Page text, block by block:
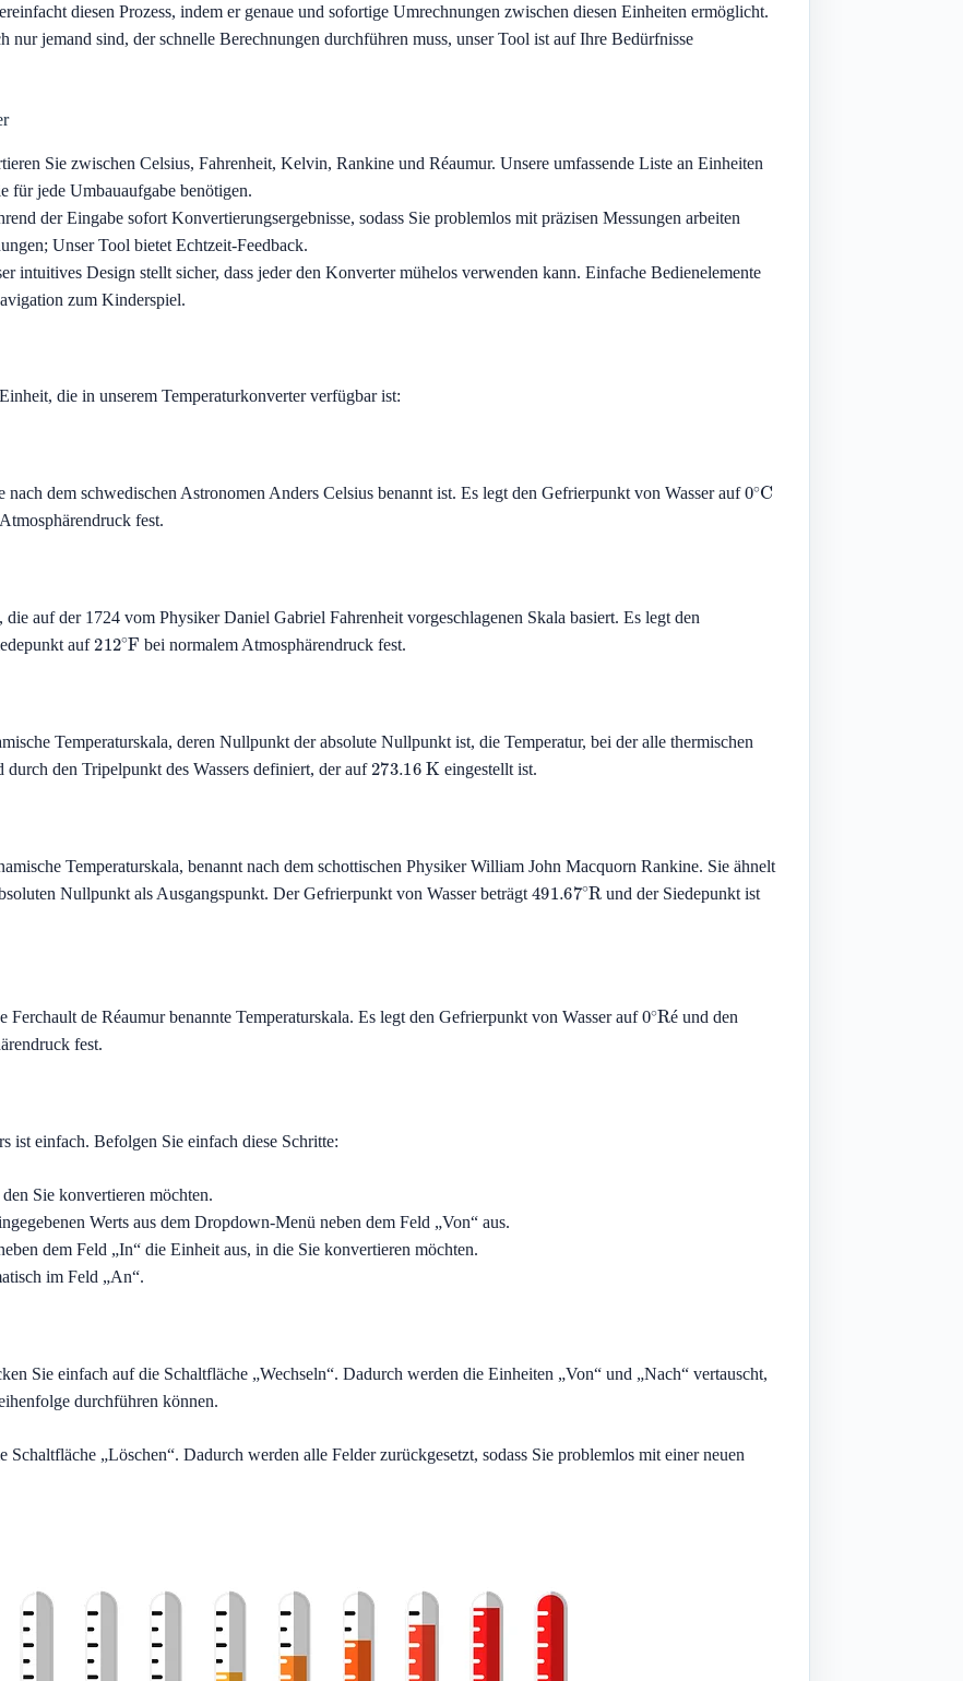
diesen Prozess, indem er genaue und sofortige Umrechnungen zwischen diesen Einheiten ermöglicht.
nur jemand sind, der schnelle Berechnungen durchführen muss, unser Tool ist auf Ihre Bedürfnisse
Sie zwischen Celsius, Fahrenheit, Kelvin, Rankine und Réaumur. Unsere umfassende Liste an Einheiten
für jede Umbauaufgabe benötigen.
der Eingabe sofort Konvertierungsergebnisse, sodass Sie problemlos mit präzisen Messungen arbeiten
Unser Tool bietet Echtzeit-Feedback.
intuitives Design stellt sicher, dass jeder den Konverter mühelos verwenden kann. Einfache Bedienelemente
zum Kinderspiel.
die in unserem Temperaturkonverter verfügbar ist:
dem schwedischen Astronomen Anders Celsius benannt ist. Es legt den Gefrierpunkt von Wasser auf 0∘C
fest.
auf der 1724 vom Physiker Daniel Gabriel Fahrenheit vorgeschlagenen Skala basiert. Es legt den
auf 212∘Fbei normalem Atmosphärendruck fest.
Temperaturskala, deren Nullpunkt der absolute Nullpunkt ist, die Temperatur, bei der alle thermischen
den Tripelpunkt des Wassers definiert, der auf 273.16 K eingestellt ist.
Temperaturskala, benannt nach dem schottischen Physiker William John Macquorn Rankine. Sie ähnelt
Nullpunkt als Ausgangspunkt. Der Gefrierpunkt von Wasser beträgt 491.67∘R und der Siedepunkt ist
de Réaumur benannte Temperaturskala. Es legt den Gefrierpunkt von Wasser auf é
0∘Ré und den
fest.
ist einfach. Befolgen Sie einfach diese Schritte:
Sie konvertieren möchten.
Werts aus dem Dropdown-Menü neben dem Feld „Von“ aus.
dem Feld „In“ die Einheit aus, in die Sie konvertieren möchten.
im Feld „An“.
Sie einfach auf die Schaltfläche „Wechseln“. Dadurch werden die Einheiten „Von“ und „Nach“ vertauscht,
durchführen können.
„Löschen“. Dadurch werden alle Felder zurückgesetzt, sodass Sie problemlos mit einer neuen